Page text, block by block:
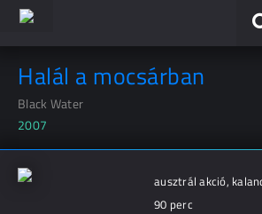
Halál a mocsárban
Black Water
2007
ausztrál akció,
90 perc